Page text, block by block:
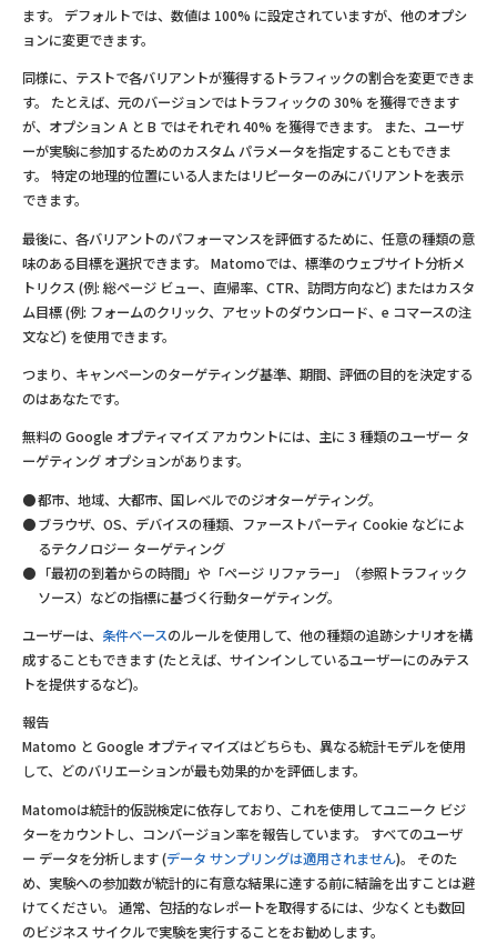
ます。 デフォルトでは、数値は 100% に設定されていますが、他のオプシ
ョンに変更できます。
同様に、テストで各バリアントが獲得するトラフィックの割合を変更できま
す。 たとえば、元のバージョンではトラフィックの 30% を獲得できます
が、オプション A と B ではそれぞれ 40% を獲得できます。 また、ユーザ
ーが実験に参加するためのカスタム パラメータを指定することもできま
す。 特定の地理的位置にいる人またはリピーターのみにバリアントを表示
できます。
最後に、各バリアントのパフォーマンスを評価するために、任意の種類の意
味のある目標を選択できます。 Matomoでは、標準のウェブサイト分析メ
トリクス (例: 総ページ ビュー、直帰率、CTR、訪問方向など) またはカスタ
ム目標 (例: フォームのクリック、アセットのダウンロード、e コマースの注
文など) を使用できます。
つまり、キャンペーンのターゲティング基準、期間、評価の目的を決定する
のはあなたです。
無料の Google オプティマイズ アカウントには、主に 3 種類のユーザー タ
ーゲティング オプションがあります。
都市、地域、大都市、国レベルでのジオターゲティング。
ブラウザ、OS、デバイスの種類、ファーストパーティ Cookie などによ
るテクノロジー ターゲティング
「最初の到着からの時間」や「ページ リファラー」（参照トラフィック
ソース）などの指標に基づく行動ターゲティング。
ユーザーは、 条件ベースのルールを使用して、他の種類の追跡シナリオを構
成することもできます (たとえば、サインインしているユーザーにのみテス
トを提供するなど)。
報告
Matomo と Google オプティマイズはどちらも、異なる統計モデルを使用
して、どのバリエーションが最も効果的かを評価します。
Matomoは統計的仮説検定に依存しており、これを使用してユニーク ビジ
ターをカウントし、コンバージョン率を報告しています。 すべてのユーザ
ー データを分析します (データ サンプリングは適用されません)。 そのた
め、実験への参加数が統計的に有意な結果に達する前に結論を出すことは避
けてください。 通常、包括的なレポートを取得するには、少なくとも数回
のビジネス サイクルで実験を実行することをお勧めします。